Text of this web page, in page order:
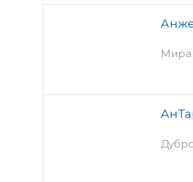
Мира